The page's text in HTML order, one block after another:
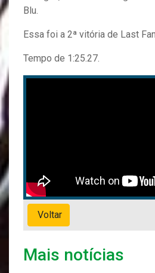
Blu.
Essa foi a 2ª vitória de Last
Tempo de 1:25.27.
Voltar
Mais notícias